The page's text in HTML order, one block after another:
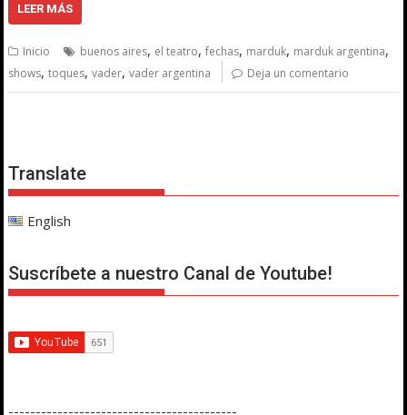
LEER MÁS
Inicio buenos aires, el teatro,fechas, marduk, marduk argentina,
shows,toques,vader,vader argentina Deja un comentario
Translate
English
Suscríbete a nuestro Canal de Youtube!
------------------------------------------